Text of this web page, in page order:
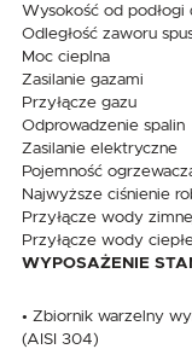
Wysokość od podłogi
Odległość zaworu
Moc cieplna
Zasilanie gazami
Przyłącze gazu
Odprowadzenie spalin
Zasilanie elektryczne
Pojemność
Najwyższe ciśnienie
Przyłącze wody
Przyłącze wody
WYPOSAŻENIE
• Zbiornik warzelny
(AISI 304)